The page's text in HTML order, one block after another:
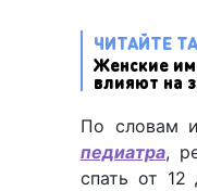
ЧИТАЙТЕ
Женские
влияют на
По словам
педиатра,
спать от 12